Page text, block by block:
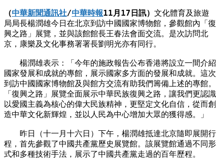
（中華新聞通訊社/中華時報11月17日訊） 文化體育及旅遊
局局長楊潤雄今日在北京到訪中國國家博物館，參觀館內「復
興之路」展覽，並與該館館長王春法會面交流。是次訪問北
京，康樂及文化事務署署長劉明光亦有同行。
楊潤雄表示：「今年的施政報告公布香港將設立一間介紹
國家發展和成就的專館，展示國家多方面的發展和成就。這次
到訪中國國家博物館及與館方交流有助我們籌備上述的專館。
「復興之路」展覽全面展示中華民族復興之路，讓我們更認識
以愛國主義為核心的偉大民族精神，更堅定文化自信，從而創
造中華文化新輝煌，並以人民為中心增加大眾的獲得感。」
昨日（十一月十六日）下午，楊潤雄抵達北京隨即展開行
程，首先參觀了中國共產黨歷史展覽館。該展覽館通過不同形
式和多種技術手法，展示了中國共產黨走過的百年歷程。